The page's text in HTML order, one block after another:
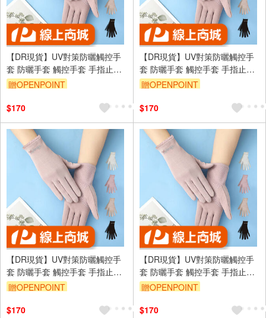
【DR現貨】UV對策防曬觸控手
套 防曬手套 觸控手套 手指止滑
DR6983-88 四季可戴
贈OPENPOINT
$170
【DR現貨】UV對策防曬觸控手
套 防曬手套 觸控手套 手指止滑
DR6983-88 四季可戴
贈OPENPOINT
$170
【DR現貨】UV對策防曬觸控手
套 防曬手套 觸控手套 手指止滑
DR6983-88 四季可戴
贈OPENPOINT
$170
【DR現貨】UV對策防曬觸控手
套 防曬手套 觸控手套 手指止滑
DR6983-88 四季可戴
贈OPENPOINT
$170